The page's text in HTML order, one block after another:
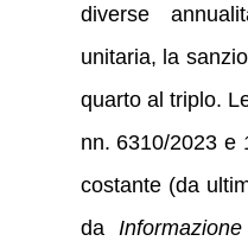
diverse
unitaria, la
quarto al triplo.
nn. 6310/2023 e
costante (da
da